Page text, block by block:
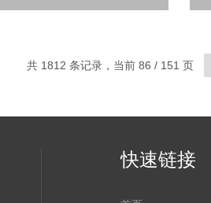
共 1812 条记录，当前 86 / 151 页
快速链接